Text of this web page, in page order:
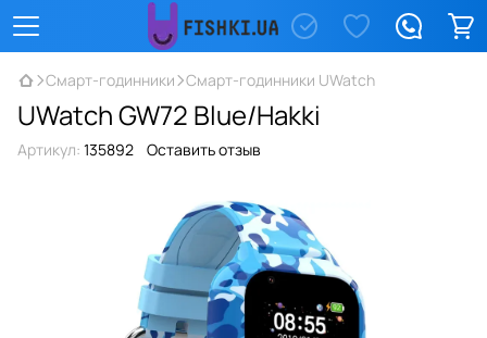
Смарт-годинники Смарт-годинники UWatch
UWatch GW72 Blue/Hakki
Артикул: 135892 Оставить отзыв